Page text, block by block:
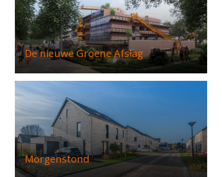
De nieuwe Groene Afslag
Morgenstond